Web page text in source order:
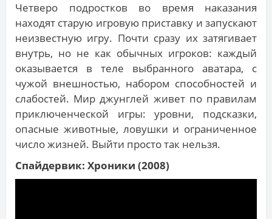
Четверо подростков во время наказания
находят старую игровую приставку и запускают
неизвестную игру. Почти сразу их затягивает
внутрь, но не как обычных игроков: каждый
оказывается в теле выбранного аватара, с
чужой внешностью, набором способностей и
слабостей. Мир джунглей живет по правилам
приключенческой игры: уровни, подсказки,
опасные животные, ловушки и ограниченное
число жизней. Выйти просто так нельзя.
Спайдервик: Хроники (2008)